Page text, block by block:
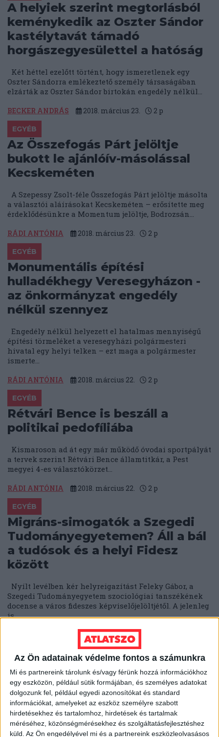
Az Ön adatainak védelme fontos a számunkra
Mi és partnereink tárolunk és/vagy férünk hozzá információkhoz
egy eszközön, például sütik formájában, és személyes adatokat
dolgozunk fel, például egyedi azonosítókat és standard
információkat, amelyeket az eszköz személyre szabott
hirdetésekhez és tartalomhoz, hirdetések és tartalmak
méréséhez, közönségmérésekhez és szolgáltatásfejlesztéshez
küld. Az Ön engedélyével mi és a partnereink eszközleolvasásos
A helyiek szerint megtorlásból
keménykedik az Oszter Sándor
kastélytavát támadó
horgászegyesülettel a hatóság
Két héttel ezelőtt történt, hogy ismeretlenek egy
Oszter Sándorra emlékeztető személy társaságában
elzárták az Oszter Sándor birtokán engedély nélkül...
BECKER ANDRÁS 2018. március 23. 2 p
EGYÉB
Az Összefogás Párt jelöltje
bukott le ajánlóív-másolással
Kecskeméten
A Szepessy Zsolt-féle Összefogás Párt jelöltje másolta
a választói aláírásokat Kecskeméten – erősítette meg
érdeklődésünkre a Momentum jelöltje, Bodrozsán...
RÁDI ANTÓNIA 2018. március 23. 2 p
EGYÉB
Monumentális építési
hulladékhegy Veresegyházon -
az önkormányzat engedély
nélkül szennyez
Engedély nélkül helyezett el hatalmas mennyiségű
építési törmeléket a veresegyházi polgármesteri
hivatal egy helyi telken – ezt maga a polgármester
ismerte...
RÁDI ANTÓNIA 2018. március 22. 2 p
EGYÉB
Rétvári Bence is beszáll a
politikai pedofíliába
Kismaroson ad át egy már működő óvodai sportpályát
a tervek szerint Rétvári Bence államtitkár, a Pest
megyei 4-es választókörzet...
RÁDI ANTÓNIA 2018. március 22. 2 p
EGYÉB
Migráns-simogatók a Szegedi
Tudományegyetemen? Áll a bál
a tudósok és a helyi Fidesz
között
Nyílt levélben kér helyreigazítást Feleky Gábor, a
Szegedi Tudományegyetem szociológiai tanszékének
docense a város fideszes képviselőjelöltjétől. A jelenleg
is...
2018. március 20. 4p
EGYÉB
Túltolták a propagandát?
Menekülnek az olvasók Andy
Vajna Délmagyarországától
Nincs egy éve, hogy kiderült: az utolsó, függetlenként
számon tartott napilapok is kormány-közeli kézbe